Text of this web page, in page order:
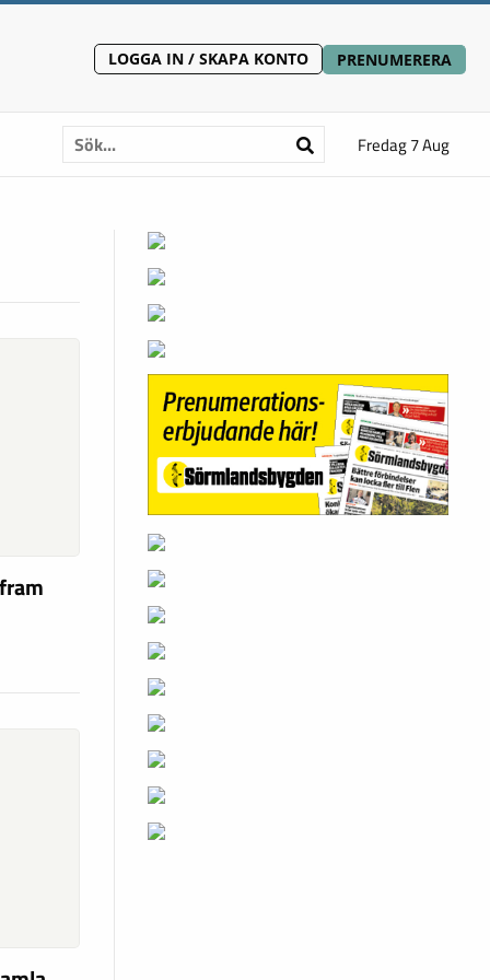
LOGGA IN / SKAPA KONTO PRENUMERERA
Fredag 7 Aug